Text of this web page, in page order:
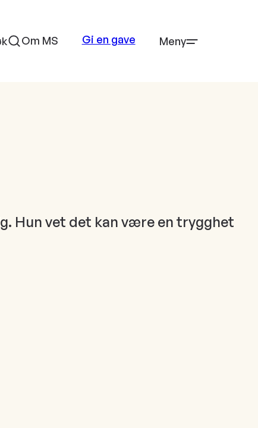
Om MS Gi en gave Meny
Hun vet det kan være en trygghet